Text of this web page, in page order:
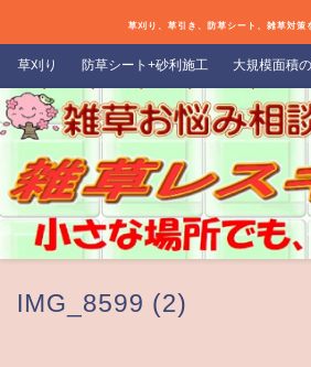
草刈り、草引き、防草シート、雑草対策
草刈り 防草シート+砂利施工 大規模面積
IMG_8599 (2)